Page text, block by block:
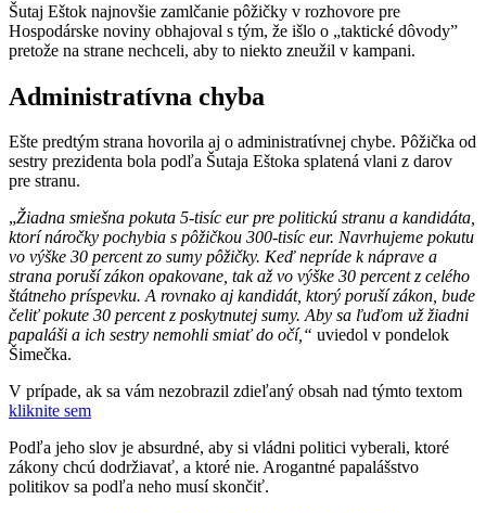
Šutaj Eštok najnovšie zamlčanie pôžičky v rozhovore pre
Hospodárske noviny obhajoval s tým, že išlo o „taktické dôvody”
pretože na strane nechceli, aby to niekto zneužil v kampani.
Administratívna chyba
Ešte predtým strana hovorila aj o administratívnej chybe. Pôžička od
sestry prezidenta bola podľa Šutaja Eštoka splatená vlani z darov
pre stranu.
„Žiadna smiešna pokuta 5-tisíc eur pre politickú stranu a kandidáta,
ktorí náročky pochybia s pôžičkou 300-tisíc eur. Navrhujeme pokutu
vo výške 30 percent zo sumy pôžičky. Keď nepríde k náprave a
strana poruší zákon opakovane, tak až vo výške 30 percent z celého
štátneho príspevku. A rovnako aj kandidát, ktorý poruší zákon, bude
čeliť pokute 30 percent z poskytnutej sumy. Aby sa ľuďom už žiadni
papaláši a ich sestry nemohli smiať do očí,“ uviedol v pondelok
Šimečka.
V prípade, ak sa vám nezobrazil zdieľaný obsah nad týmto textom
kliknite sem
Podľa jeho slov je absurdné, aby si vládni politici vyberali, ktoré
zákony chcú dodržiavať, a ktoré nie. Arogantné papalášstvo
politikov sa podľa neho musí skončiť.